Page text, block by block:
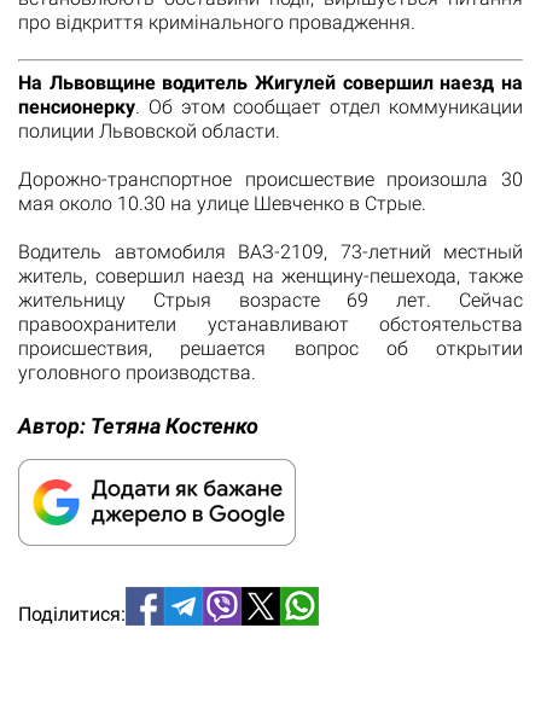
про відкриття кримінального провадження.
На Львовщине водитель Жигулей совершил наезд на
пенсионерку. Об этом сообщает отдел коммуникации
полиции Львовской области.
Дорожно-транспортное происшествие произошла 30
мая около 10.30 на улице Шевченко в Стрые.
Водитель автомобиля ВАЗ-2109, 73-летний местный
житель, совершил наезд на женщину-пешехода, также
жительницу Стрыя возрасте 69 лет. Сейчас
правоохранители устанавливают обстоятельства
происшествия, решается вопрос об открытии
уголовного производства.
Автор: Тетяна Костенко
Поділитися: